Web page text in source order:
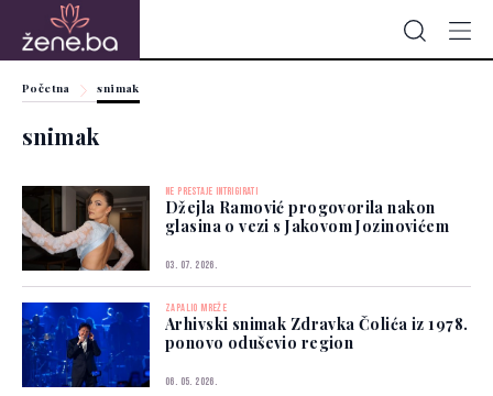
Početna snimak
snimak
NE PRESTAJE INTRIGIRATI
Džejla Ramović progovorila nakon
glasina o vezi s Jakovom Jozinovićem
03. 07. 2026.
ZAPALIO MREŽE
Arhivski snimak Zdravka Čolića iz 1978.
ponovo oduševio region
06. 05. 2026.